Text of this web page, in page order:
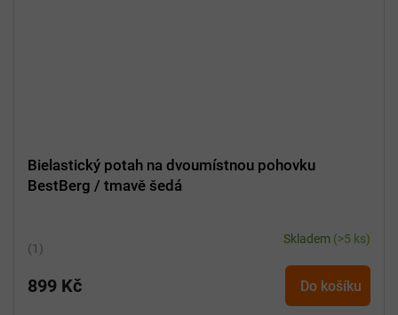
Bielastický potah na dvoumístnou pohovku
BestBerg / tmavě šedá
Průměrné
produktu
Skladem (>5 ks)
899 Kč Do košíku